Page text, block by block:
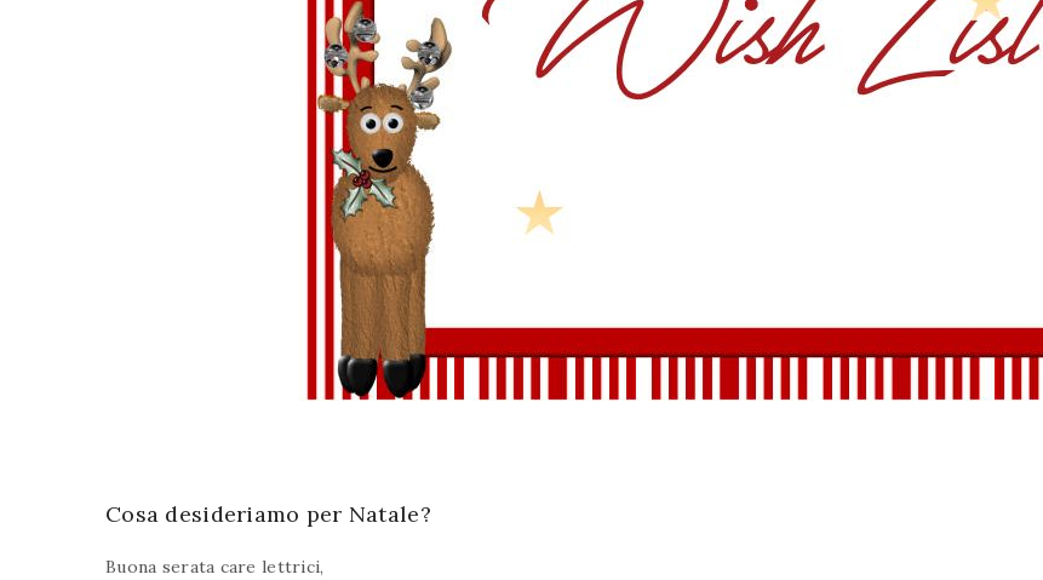
Cosa desideriamo per Natale?
Buona serata care lettrici,